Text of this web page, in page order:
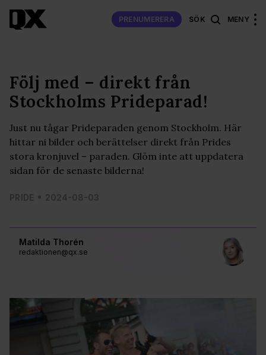
PRENUMERERA SÖK MENY
Matilda Thorén
redaktionen@qx.se
Följ med – direkt från
Stockholms Prideparad!
Just nu tågar Prideparaden genom Stockholm. Här
hittar ni bilder och berättelser direkt från Prides
stora kronjuvel – paraden. Glöm inte att uppdatera
sidan för de senaste bilderna!
PRIDE 2024-08-03